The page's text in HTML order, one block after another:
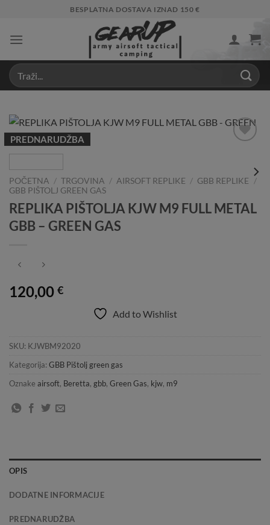
content
BESPLATNA DOSTAVA IZNAD 150 €
PREDNARUDŽBA
POČETNA / TRGOVINA / AIRSOFT REPLIKE / GBB REPLIKE
/
GBB PIŠTOLJ GREEN GAS
REPLIKA PIŠTOLJA KJW M9 FULL METAL
GBB – GREEN GAS
120,00 €
Add to Wishlist
SKU: KJWBM92020
Kategorija: GBB Pištolj green gas
Oznake airsoft, Beretta, gbb, Green Gas, kjw, m9
OPIS
DODATNE INFORMACIJE
PREDNARUDŽBA